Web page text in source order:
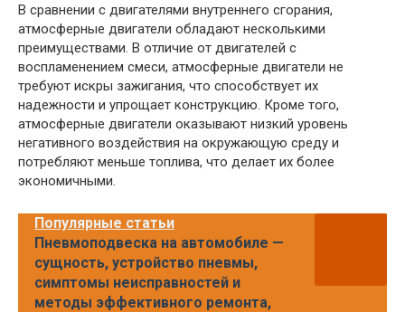
В сравнении с двигателями внутреннего сгорания,
атмосферные двигатели обладают несколькими
преимуществами. В отличие от двигателей с
воспламенением смеси, атмосферные двигатели не
требуют искры зажигания, что способствует их
надежности и упрощает конструкцию. Кроме того,
атмосферные двигатели оказывают низкий уровень
негативного воздействия на окружающую среду и
потребляют меньше топлива, что делает их более
экономичными.
Популярные статьи
Пневмоподвеска на автомобиле —
сущность, устройство пневмы,
симптомы неисправностей и
методы эффективного ремонта,